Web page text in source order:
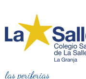
las periferias